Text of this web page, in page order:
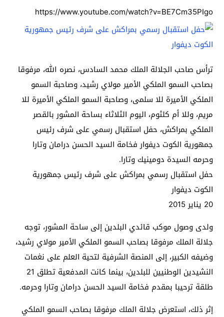
https://www.youtube.com/watch?v=BE7Cm35PIgo
ترأس صاحب الجلالة الملك محمد السادس، نصره الله، مرفوقا
بصاحب السمو الملكي الأمير مولاي رشيد، وصاحبة السمو
الملكي الأميرة للا سلمى، وصاحبة السمو الملكي الأميرة للا
مريم، وللا أم كلثوم، اليوم الثلاثاء بساحة المشور بالقصر
الملكي بمراكش، حفل استقبال رسمي على شرف رئيس
جمهورية الكوت ديفوار فخامة السيد الحسن درامان وتارا
وحرمه السيدة دومينيك وتارا.
حفل استقبال رسمي بمراكش على شرف رئيس جمهورية
الكوت ديفوار
20 يناير 2015
ولدى وصول موكب قائدي البلدين إلى ساحة المشور، توجه
جلالة الملك مرفوقا بصاحب السمو الملكي الأمير مولاي رشيد،
وضيفه الكبير، إلى المنصة الشرفية لتحية العلم على نغمات
النشيدين الوطنيين للبلدين، بينما كانت المدفعية تطلق 21
طلقة ترحيبا بمقدم فخامة السيد الحسن درامان وتارا وحرمه.
إثر ذلك، استعرض جلالة الملك مرفوقا بصاحب السمو الملكي